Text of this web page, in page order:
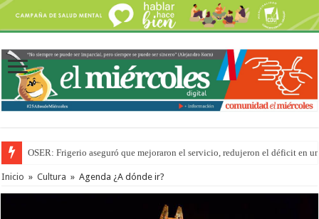
OSER: Frigerio aseguró que mejoraron el servicio, redujeron el déficit en
La Justicia suspende los ultraprocesados en las viandas escolares de Entre
Inicio » Cultura » Agenda ¿A dónde ir?